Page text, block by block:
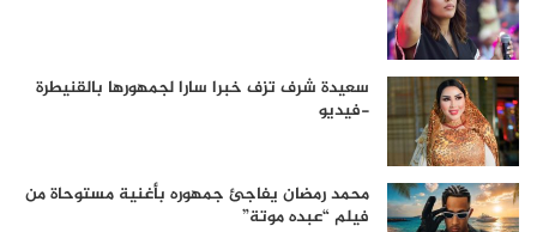
سعيدة شرف تزف خبرا سارا لجمهورها بالقنيطرة
-فيديو
محمد رمضان يفاجئ جمهوره بأغنية مستوحاة من
فيلم “عبده موتة”